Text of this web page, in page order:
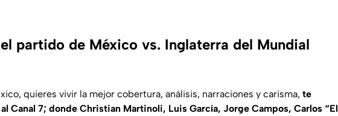
partido de México vs. Inglaterra del Mundial
quieres vivir la mejor cobertura, análisis, narraciones y carisma, te
Canal 7; donde Christian Martinoli, Luis García, Jorge Campos, Carlos “El